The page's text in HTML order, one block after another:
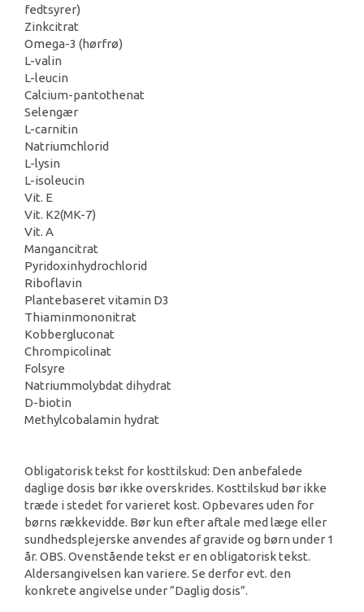
fedtsyrer)
Zinkcitrat
Omega-3 (hørfrø)
L-valin
L-leucin
Calcium-pantothenat
Selengær
L-carnitin
Natriumchlorid
L-lysin
L-isoleucin
Vit. E
Vit. K2(MK-7)
Vit. A
Mangancitrat
Pyridoxinhydrochlorid
Riboflavin
Plantebaseret vitamin D3
Thiaminmononitrat
Kobbergluconat
Chrompicolinat
Folsyre
Natriummolybdat dihydrat
D-biotin
Methylcobalamin hydrat
Obligatorisk tekst for kosttilskud: Den anbefalede
daglige dosis bør ikke overskrides. Kosttilskud bør ikke
træde i stedet for varieret kost. Opbevares uden for
børns rækkevidde. Bør kun efter aftale med læge eller
sundhedsplejerske anvendes af gravide og børn under 1
år. OBS. Ovenstående tekst er en obligatorisk tekst.
Aldersangivelsen kan variere. Se derfor evt. den
konkrete angivelse under ”Daglig dosis”.